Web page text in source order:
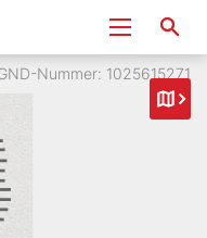
Nummer: 1025615271